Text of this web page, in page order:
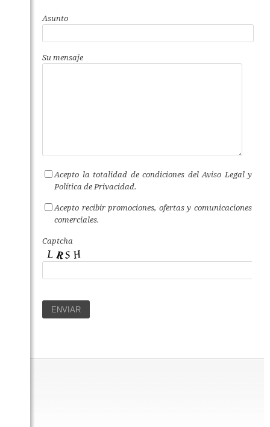
Asunto
Su mensaje
Acepto la totalidad de condiciones delAviso Legaly
Política de Privacidad.
Acepto recibir promociones, ofertas y comunicaciones
comerciales.
Captcha